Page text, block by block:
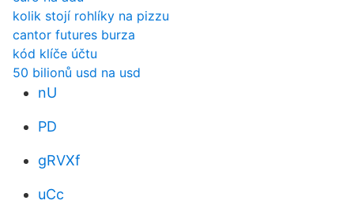
kolik stojí rohlíky na pizzu
cantor futures burza
kód klíče účtu
50 bilionů usd na usd
nU
PD
gRVXf
uCc